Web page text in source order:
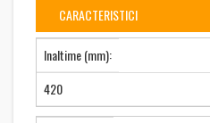
CARACTERISTICI
Inaltime (mm):
420